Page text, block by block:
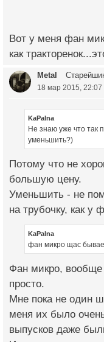
Вот у меня фан
как
Metal
18 мар 2015, 22:07
KaPalna
Не знаю уже что так
уменьшить?)
Потому что не
большую цену.
Уменьшить - не
на трубочку, как у
KaPalna
фан микро щас
Фан микро, вообще
просто.
Мне пока не один
меня их было
выпусков даже